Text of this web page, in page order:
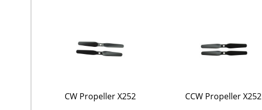
CW Propeller X252 CCW Propeller X252